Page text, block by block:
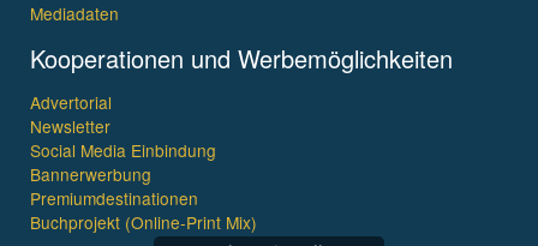
Mediadaten
Kooperationen und Werbemöglichkeiten
Advertorial
Newsletter
Social Media Einbindung
Bannerwerbung
Premiumdestinationen
Buchprojekt (Online-Print Mix)